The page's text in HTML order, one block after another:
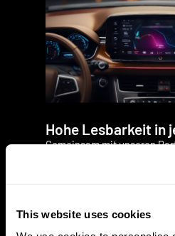
This website uses cookies
Hohe Lesbarkeit in
Gemeinsam mit unseren
Displays mit hohen
sowie an die Lesbarkeit unter